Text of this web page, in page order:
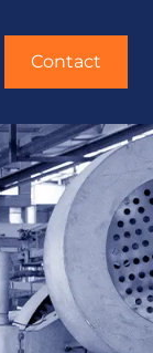
Contact